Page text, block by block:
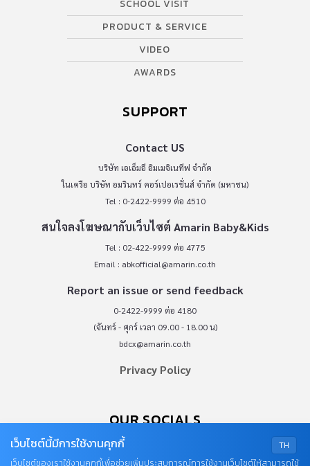
SCHOOL VISIT
PRODUCT & SERVICE
VIDEO
AWARDS
SUPPORT
Contact US
บริษัท เอเอ็มอี อิมเมจิเนทีฟ จำกัด
ในเครือ บริษัท อมรินทร์ คอร์เปอเรชั่นส์ จำกัด (มหาชน)
Tel : 0-2422-9999 ต่อ 4510
สนใจลงโฆษณากับเว็บไซต์ Amarin Baby&Kids
Tel : 02-422-9999 ต่อ 4775
Email : abkofficial@amarin.co.th
Report an issue or send feedback
0-2422-9999 ต่อ 4180
(จันทร์ - ศุกร์ เวลา 09.00 - 18.00 น)
bdcx@amarin.co.th
Privacy Policy
OUR SOCIALS
TH
เว็บไซต์นี้มีการใช้งานคุกกี้
เว็บไซต์ของเราใช้งานคุกกี้เพื่อช่วยเพิ่มประสบการณ์การใช้งานเว็บไซต์ให้สามารถใช้